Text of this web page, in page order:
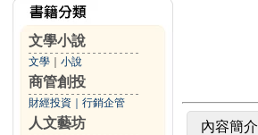
文學小說
文學 小說
商管創投
財經投資 行銷企管
人文藝坊 內容簡介